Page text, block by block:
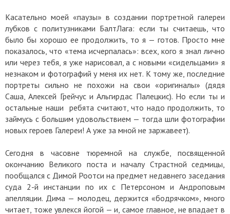
Касательно моей «паузы» в создании портретной галереи
лубков с политузниками БалтЛага: если ты считаешь, что
было бы хорошо ее продолжить, то я — готов. Просто мне
показалось, что «тема исчерпалась»: всех, кого я знал лично
или через тебя, я уже нарисовал, а с новыми «сидельцами» я
незнаком и фотографий у меня их нет. К тому же, последние
портреты сильно не похожи на свои «оригиналы» (дядя
Саша, Алексей Грейчус и Альгирдас Палецкис). Но если ты и
остальные наши ребята считают, что надо продолжить, то
займусь с большим удовольствием — тогда шли фотографии
новых героев Галереи! А уже за мной не заржавеет).
Сегодня в часовне тюремной на службе, посвященной
окончанию Великого поста и началу Страстной седмицы,
пообщался с Димой Роотси на предмет недавнего заседания
суда 2-й инстанции по их с Петерсоном и Андроповым
апелляции. Дима — молодец, держится «бодрячком», много
читает, тоже увлекся йогой — и, самое главное, не впадает в